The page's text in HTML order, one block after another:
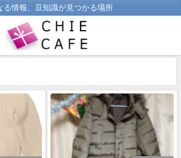
る情報、豆知識が見つかる場所